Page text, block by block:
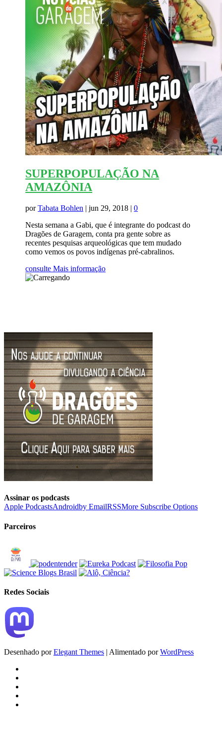
SUPERPOPULAÇÃO NA
AMAZÔNIA
porTabata Bohlen |jun 29, 2018 |0
Nesta semana a Gabi, que é integrante do podcast do
Dragões de Garagem, conta pra gente sobre as
recentes pesquisas arqueológicas que tem mudado
como vemos os povos indígenas pré-cabralinos.
consulte Mais informação
Assinar os podcasts
Apple PodcastsAndroidby EmailRSSMore Subscribe Options
Parceiros
Redes Sociais
Desenhado porElegant Themes | Alimentado porWordPress